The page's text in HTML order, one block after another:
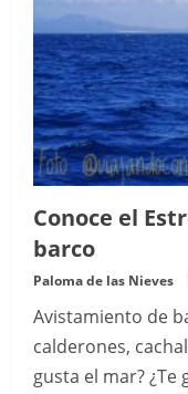
Conoce el
barco
Paloma de las Nieves
Avistamiento de
calderones,
gusta el mar? ¿Te